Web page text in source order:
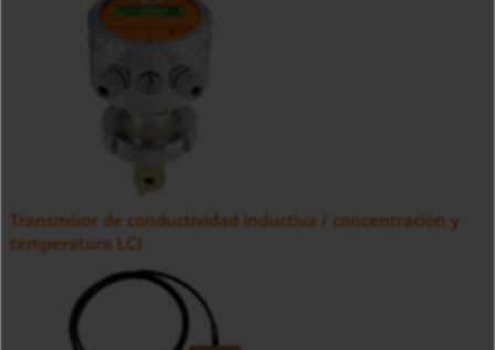
Transmisor de conductividad inductiva / concentración y
temperatura LCI